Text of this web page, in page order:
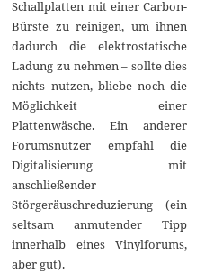
Schallplatten mit einer Carbon-
Bürste zu reinigen, um ihnen
dadurch die elektrostatische
Ladung zu nehmen – sollte dies
nichts nutzen, bliebe noch die
Möglichkeit einer
Plattenwäsche. Ein anderer
Forumsnutzer empfahl die
Digitalisierung mit
anschließender
Störgeräuschreduzierung (ein
seltsam anmutender Tipp
innerhalb eines Vinylforums,
aber gut).